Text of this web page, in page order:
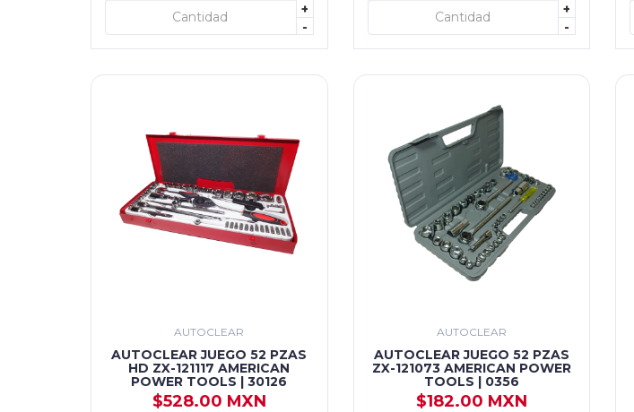
+
-
+ AGREGAR
+
-
+ AGREGAR
AUTOCLEAR
AUTOCLEAR JUEGO 52 PZAS
HD ZX-121117 AMERICAN
POWER TOOLS | 30126
$528.00 MXN
AUTOCLEAR
AUTOCLEAR JUEGO 52 PZAS
ZX-121073 AMERICAN POWER
TOOLS | 0356
$182.00 MXN